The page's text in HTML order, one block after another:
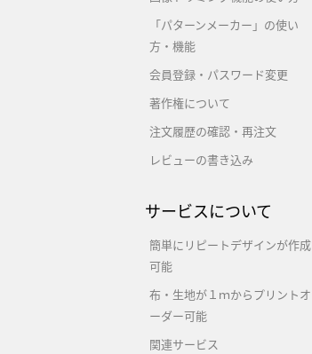
「パターンメーカー」の使い
方・機能
会員登録・パスワード変更
著作権について
注文履歴の確認・再注文
レビューの書き込み
サービスについて
簡単にリピートデザインが作成
可能
布・生地が１ｍからプリントオ
ーダー可能
関連サービス